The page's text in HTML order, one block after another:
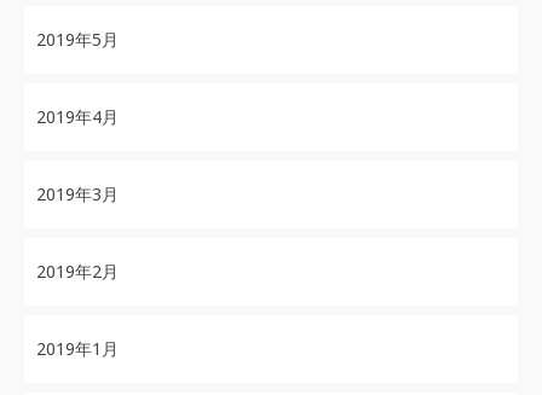
2019年5月
2019年4月
2019年3月
2019年2月
2019年1月